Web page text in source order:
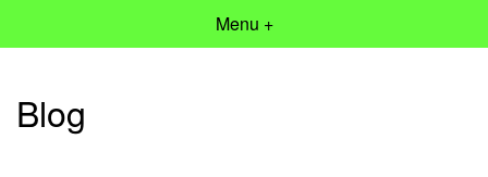
Menu +
Blog